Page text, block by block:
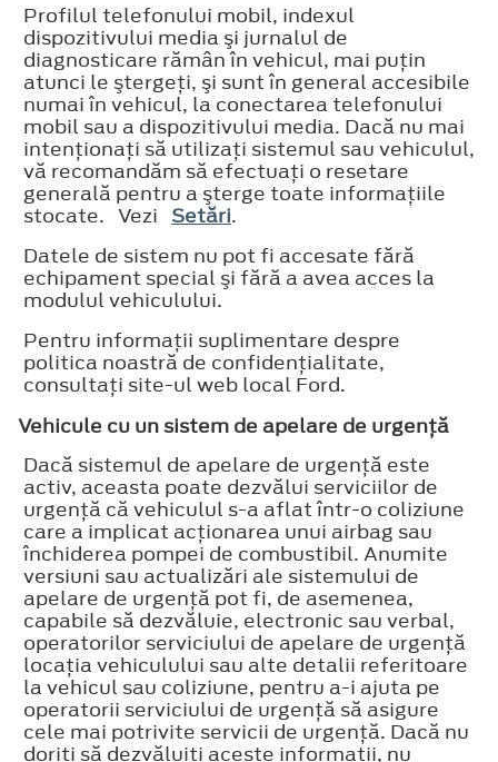
Profilul telefonului mobil, indexul
dispozitivului media şi jurnalul de
diagnosticare rămân în vehicul, mai puţin
atunci le ştergeţi, şi sunt în general accesibile
numai în vehicul, la conectarea telefonului
mobil sau a dispozitivului media. Dacă nu mai
intenţionaţi să utilizaţi sistemul sau vehiculul,
vă recomandăm să efectuaţi o resetare
generală pentru a şterge toate informaţiile
stocate. Vezi Setări.
Datele de sistem nu pot fi accesate fără
echipament special şi fără a avea acces la
modulul vehiculului.
Pentru informaţii suplimentare despre
politica noastră de confidenţialitate,
consultaţi site-ul web local Ford.
Vehicule cu un sistem de apelare de urgenţă
Dacă sistemul de apelare de urgenţă este
activ, aceasta poate dezvălui serviciilor de
urgenţă că vehiculul s-a aflat într-o coliziune
care a implicat acţionarea unui airbag sau
închiderea pompei de combustibil. Anumite
versiuni sau actualizări ale sistemului de
apelare de urgenţă pot fi, de asemenea,
capabile să dezvăluie, electronic sau verbal,
operatorilor serviciului de apelare de urgenţă
locaţia vehiculului sau alte detalii referitoare
la vehicul sau coliziune, pentru a-i ajuta pe
operatorii serviciului de urgenţă să asigure
cele mai potrivite servicii de urgenţă. Dacă nu
doriţi să dezvăluiţi aceste informaţii, nu